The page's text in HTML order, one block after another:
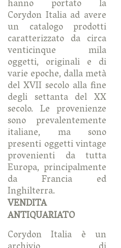
hanno portato la
Corydon Italia ad avere
un catalogo prodotti
caratterizzato da circa
venticinque mila
oggetti, originali e di
varie epoche, dalla metà
del XVII secolo alla fine
degli settanta del XX
secolo. Le provenienze
sono prevalentemente
italiane, ma sono
presenti oggetti vintage
provenienti da tutta
Europa, principalmente
da Francia ed
Inghilterra.
VENDITA
ANTIQUARIATO
Corydon Italia è un